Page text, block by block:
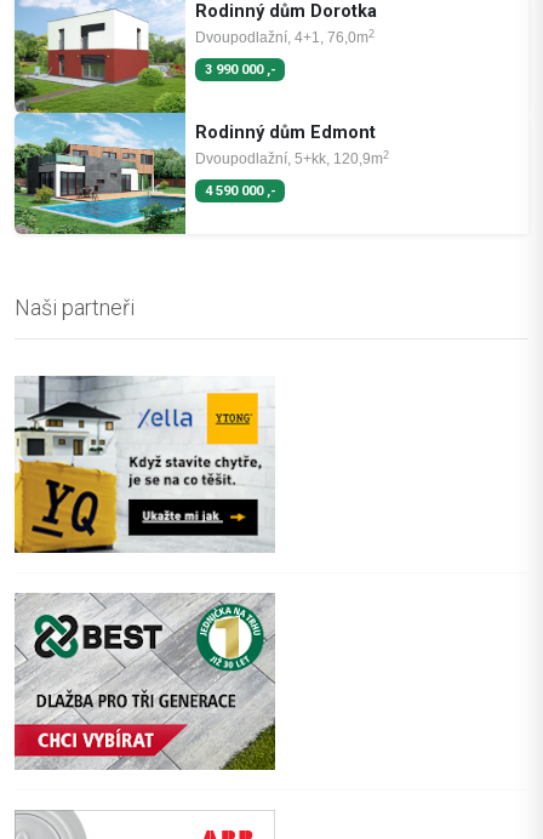
Rodinný dům Dorotka
Dvoupodlažní, 4+1, 76,0m2
3 990 000 ,-
Rodinný dům Edmont
Dvoupodlažní, 5+kk, 120,9m2
4 590 000 ,-
Naši partneři